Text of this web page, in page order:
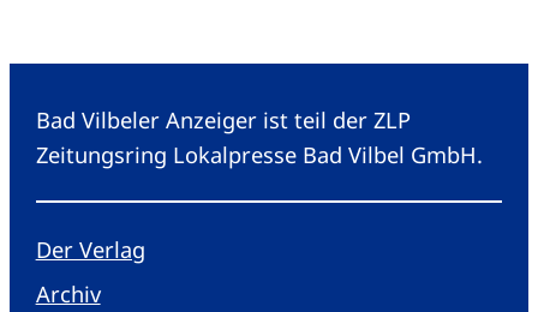
Bad Vilbeler Anzeiger ist teil der ZLP
Zeitungsring Lokalpresse Bad Vilbel GmbH.
Der Verlag
Archiv